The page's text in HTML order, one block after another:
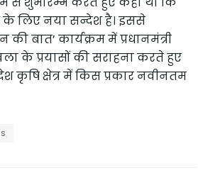
के लिए नया सन्देश है। इससे
बात’ कार्यक्रम में प्रधानमंत्री
के प्रयासों की सराहना करते हुए
कृषि क्षेत्र में किस प्रकार नवीनतम